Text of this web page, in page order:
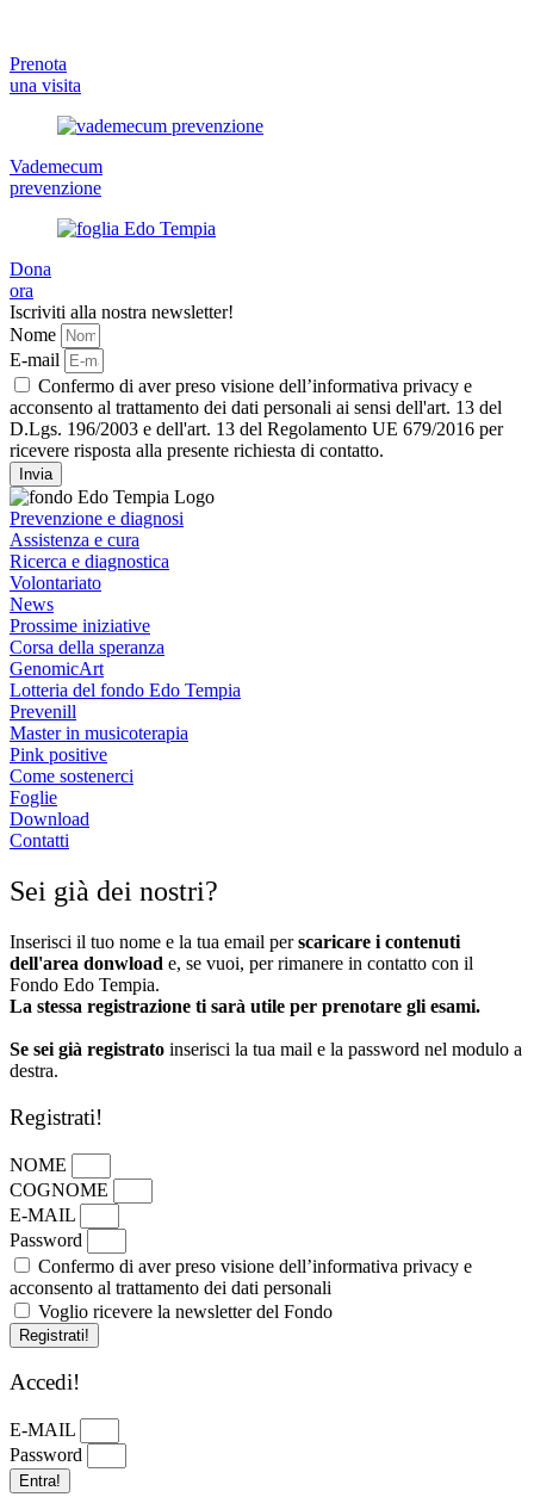
Prenota
una visita
Vademecum
prevenzione
Dona
ora
Iscriviti alla nostra newsletter!
Nome
E-mail
Confermo di aver preso visione dell’informativa privacy e
acconsento al trattamento dei dati personali ai sensi dell'art. 13 del
D.Lgs. 196/2003 e dell'art. 13 del Regolamento UE 679/2016 per
ricevere risposta alla presente richiesta di contatto.
Invia
Prevenzione e diagnosi
Assistenza e cura
Ricerca e diagnostica
Volontariato
News
Prossime iniziative
Corsa della speranza
GenomicArt
Lotteria del fondo Edo Tempia
Prevenill
Master in musicoterapia
Pink positive
Come sostenerci
Foglie
Download
Contatti
Sei già dei nostri?
Inserisci il tuo nome e la tua email perscaricare i contenuti
dell'area donwload e, se vuoi, per rimanere in contatto con il
Fondo Edo Tempia.
La stessa registrazione ti sarà utile per prenotare gli esami.
Se sei già registrato inserisci la tua mail e la password nel modulo a
destra.
Registrati!
NOME
COGNOME
E-MAIL
Password
Confermo di aver preso visione dell’informativa privacy e
acconsento al trattamento dei dati personali
Voglio ricevere la newsletter del Fondo
Registrati!
Accedi!
E-MAIL
Password
Entra!